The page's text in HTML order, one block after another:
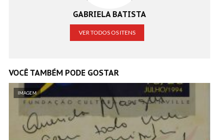
GABRIELA BATISTA
VER TODOS OS ITENS
VOCÊ TAMBÉM PODE GOSTAR
IMAGEM